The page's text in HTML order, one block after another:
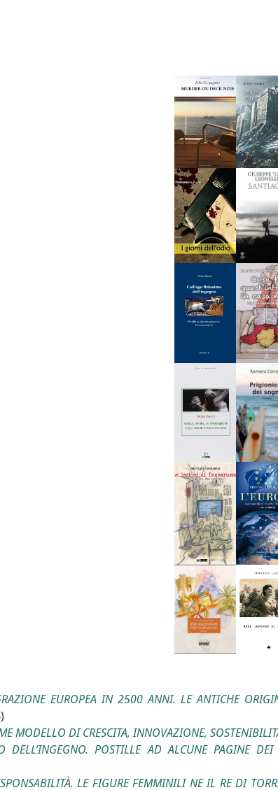
EUROPEA IN 2500 ANNI. LE ANTICHE
MODELLO DI CRESCITA, INNOVAZIONE,
DELL’INGEGNO. POSTILLE AD ALCUNE PAGINE
LE FIGURE FEMMINILI NE IL RE DI